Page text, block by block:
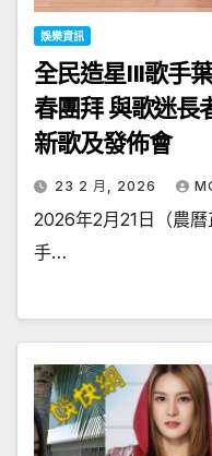
娛樂資訊
全民造星III歌手
春團拜 與歌迷長
新歌及發佈會
23 2 月, 2026
2026年2月21日（農
手…